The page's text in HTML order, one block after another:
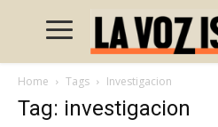
Home Tags Investigacion
Tag: investigacion